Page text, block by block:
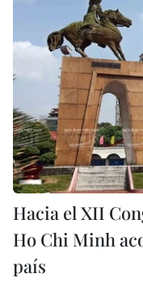
Hacia el XII
Ho Chi Minh
país